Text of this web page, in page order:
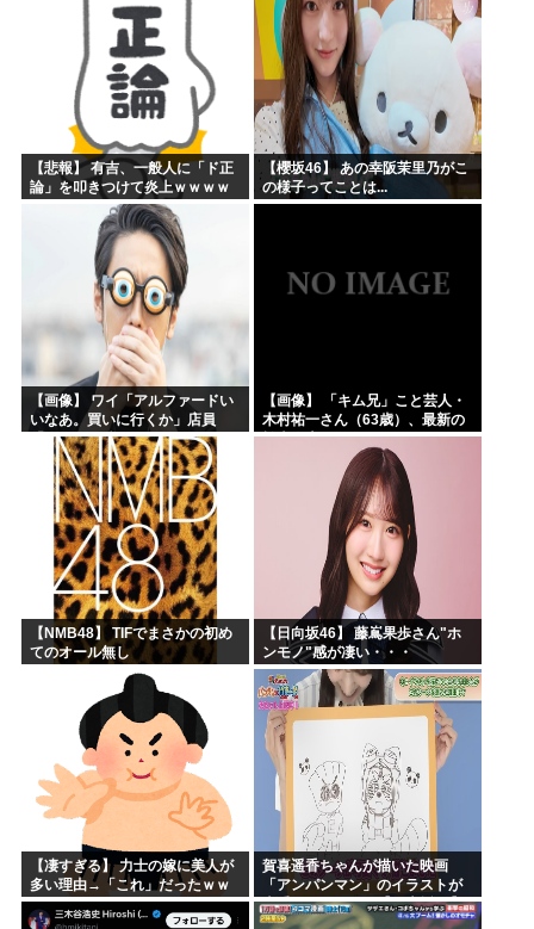
【悲報】 有吉、一般人に「ド正
論」を叩きつけて炎上ｗｗｗｗ
【櫻坂46】 あの幸阪茉里乃がこ
の様子ってことは...
【画像】 ワイ「アルファードい
いなあ。買いに行くか」店員
「ほいっ見積もりな！」ワイ
「金額おかしくね？」←お前ら
もそう思うよな？？？？？
【画像】 「キム兄」こと芸人・
木村祐一さん（63歳）、最新の
松本人志さんとのツーショット
が完全に別人だとネット騒然！
「マジで誰かわからん」...
【NMB48】 TIFでまさかの初め
てのオール無し
【日向坂46】 藤嶌果歩さん"ホ
ンモノ"感が凄い・・・
【凄すぎる】 力士の嫁に美人が
多い理由→「これ」だったｗｗ
ｗｗｗｗｗ
賀喜遥香ちゃんが描いた映画
「アンパンマン」のイラストが
上手すぎる！！！【乃木坂46】